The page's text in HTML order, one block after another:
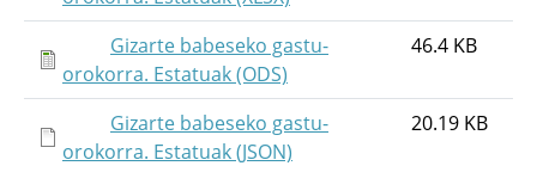
Gizarte babeseko gastu-
orokorra. Estatuak (ODS)
46.4 KB
Gizarte babeseko gastu-
orokorra. Estatuak (JSON)
20.19 KB